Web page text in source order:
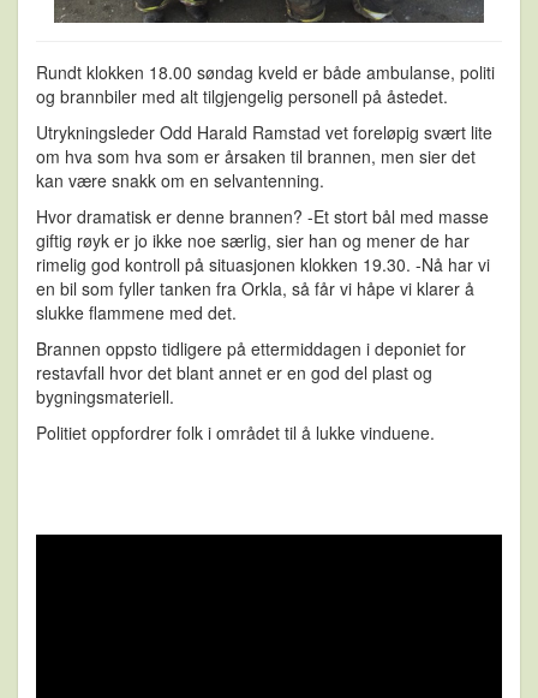
Rundt klokken 18.00 søndag kveld er både ambulanse, politi
og brannbiler med alt tilgjengelig personell på åstedet.
Utrykningsleder Odd Harald Ramstad vet foreløpig svært lite
om hva som hva som er årsaken til brannen, men sier det
kan være snakk om en selvantenning.
Hvor dramatisk er denne brannen? -Et stort bål med masse
giftig røyk er jo ikke noe særlig, sier han og mener de har
rimelig god kontroll på situasjonen klokken 19.30. -Nå har vi
en bil som fyller tanken fra Orkla, så får vi håpe vi klarer å
slukke flammene med det.
Brannen oppsto tidligere på ettermiddagen i deponiet for
restavfall hvor det blant annet er en god del plast og
bygningsmateriell.
Politiet oppfordrer folk i området til å lukke vinduene.